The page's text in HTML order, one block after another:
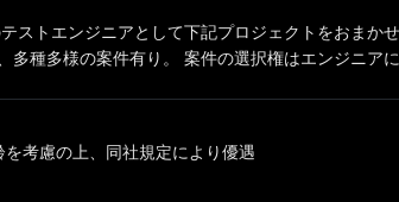
テストエンジニアとして下記プロジェクトをおま
多種多様の案件有り。 案件の選択権はエンジニア
考慮の上、同社規定により優遇